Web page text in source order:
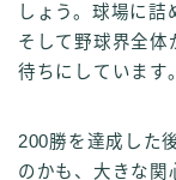
しょう。球場に詰
そして野球界全体
待ちにしています。
200勝を達成した
のかも、大きな関